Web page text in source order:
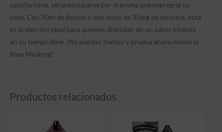
satisfactoria, sin preocuparse por el aroma que impregna su
ropa. Con 30ml de líquido y una dosis de 35mg de nicotina, esta
es la elección ideal para quienes disfrutan de un sabor intenso
en su tiempo libre. ¡No pierdas tiempo y prueba ahora mismo la
línea Masking!
Productos relacionados